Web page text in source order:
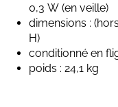
0,3 W (en veille)
dimensions :
H)
conditionné en
poids : 24,1 kg